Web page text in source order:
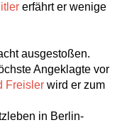
erfährt er wenige
ausgestoßen.
Angeklagte vor
Freisler wird er zum
in Berlin-